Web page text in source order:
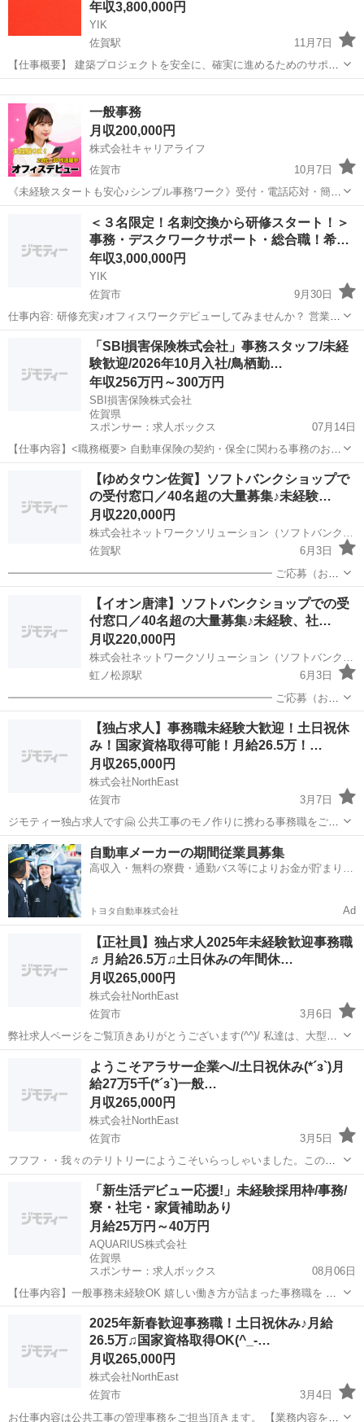
年収3,800,000円
YIK
佐賀駅
11月7日
【仕事概要】 建築プロジェクトを安全に、確実に進めるためのサポー
ト業務をお任せします。 盛り上がりを見せる建築業界で、経験ゼロか
ら専門知識を身につけてみませんか？ 【仕事詳細】 ・協力スタッフの
手配、サポ...
一般事務
月収200,000円
株式会社キャリアライフ
佐賀市
10月7日
《未経験スタートも安心♪シンプル事務ワーク》受付・電話応対・簡単
なデータ入力などをお任せ♪#PC操作もイチからレクチャー＃定時退社
一般事務 未経験
＜３名限定！名刺交換から研修スタート！＞
事務・デスクワークサポート・総合職！希…
年収3,000,000円
YIK
佐賀市
9月30日
仕事内容: 研修充実♪オフィスワークデビューしてみませんか？ 営業事
務や会社のサポートデスクなど総合的に活躍できるスタッフを募集し
ターや人事と...
事務 オフィスワーク
「SBI損害保険株式会社」事務スタッフ/未経
験歓迎/2026年10月入社/鳥栖勤…
年収256万円～300万円
SBI損害保険株式会社
佐賀県
スポンサー：求人ボックス
07月14日
【仕事内容】<職務概要> 自動車保険の契約・保全に関わる事務のお仕
事です。 <職務詳細> 以下2つのユニットに分かれて業務を行ってお
り、先ずいずれかに所属していただきます。 一般ユニット 自動車保険
の加入申し込みや、契約内容変更の...
【ゆめタウン佐賀】ソフトバンクショップで
の受付窓口／40名超の大量募集♪未経験…
月収220,000円
株式会社ネットワークソリューション（ソフトバンクゆめタウン佐賀）
佐賀駅
6月3日
━━━━━━━━━━━━━━━━━━━━━━━━━ ご応募（お問
合せ）の際は、以下をご記載ください。 お名前／年齢／性別／メール
アドレス／電話番号
━━━━━━━━━━━━━━━━━━━━━━━━━ ●募集店
舗：...
佐賀駅 受付 未経験
【イオン唐津】ソフトバンクショップでの受
付窓口／40名超の大量募集♪未経験、社…
月収220,000円
虹ノ松原駅
6月3日
━━━━━━━━━━━━━━━━━━━━━━━━━ ご応募（お問
合せ）の際は、以下をご記載ください。 お名前／年齢／性別／メール
アドレス／電話番号
━━━━━━━━━━━━━━━━━━━━━━━━━ ●募集店
舗：...
虹ノ松原駅 受付 未経験
【独占求人】事務職未経験大歓迎！土日祝休
み！国家資格取得可能！月給26.5万！…
月収265,000円
株式会社NorthEast
佐賀市
3月7日
ジモティー独占求人です🤗 公共工事のモノ作りに携わる事務職をご担
当頂きます。 端的に言うと、工事の進捗を管理し、写真を添えて報告
書を作成する事がメインですね。単純作業では無く、周りと協力しな
がら自発的に動く事が求...
佐賀 佐賀市 営業事務 事務職
自動車メーカーの期間従業員募集
高収入・無料の寮費・通勤バス等によりお金が貯まりや
トヨタ自動車株式会社 Ad
【正社員】独占求人2025年未経験歓迎事務職
♬月給26.5万♫土日休みの年間休…
月収265,000円
株式会社NorthEast
佐賀市
3月6日
弊社求人ページをご覧頂きありがとうございます(^^)/ 私達は、大型シ
ョッピングセンター、空港、鉄道、アミューズメントパーク等日常的
に「当たり前にあるもの」、「当たり前に利用しているもの」を作っ
ておりますインフラ業界です！...
営業事務 事務職
ようこそアラサー企業へ//土日祝休み(*´з`)月
給27万5千(*´з`)一般…
月収265,000円
株式会社NorthEast
佐賀市
3月5日
フフフ・・我々のテリトリーにようこそいらっしゃいました。この求
人を見ているあなたは、相当ワクワクして求人ページを開いた好奇心
旺盛で自分の意見があり、自発的な行動が出来る人か、おかしな人と
お見受け致します。 期待を裏切り...
総務 事務職
「新生活デビュー応援!」未経験採用枠/事務/
寮・社宅・家賃補助あり
月給25万円～40万円
AQUARIUS株式会社
佐賀県
スポンサー：求人ボックス
08月06日
【仕事内容】一般事務未経験OK 嬉しい働き方が詰まった事務職を 未
経験から始めてみませんか? 「次の転職先は条件面も重視したい」 こ
んな方に朗報です! <事務職の中でも桁違いの働きやすさ> 完全週休2日
制&年間休日125日以上!...
2025年新春歓迎事務職！土日祝休み♪月給
26.5万♫国家資格取得OK(^_-…
月収265,000円
株式会社NorthEast
佐賀市
3月4日
お仕事内容は公共工事の管理事務をご担当頂きます。 【業務内容を詳